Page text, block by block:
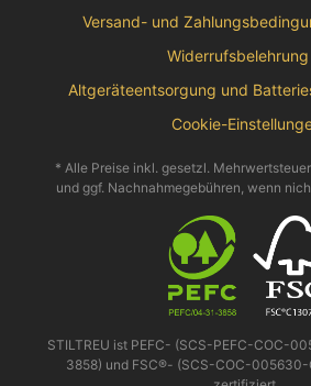
Versand- und
Widerrufsbelehrung
Altgeräteentsorgung und
Cookie-
* Alle Preise inkl. gesetzl.
und ggf. Nachnahmegebühren, wenn
STILTREU ist PEFC- (SCS-PEFC-COC-
3858) und FSC®- (SCS-COC-005630-